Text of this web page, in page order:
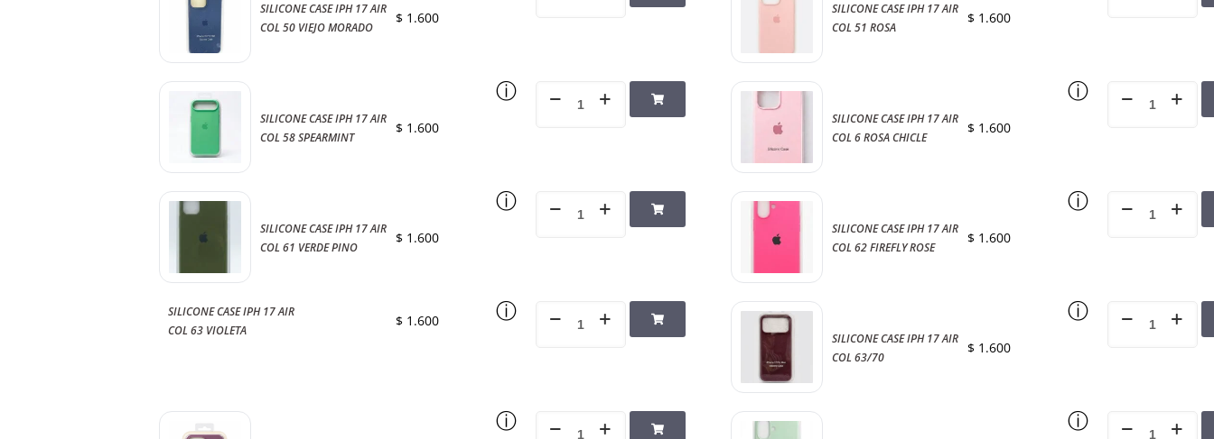
SILICONE CASE IPH 17 AIR
COL 50 VIEJO MORADO
$1.600
SILICONE CASE IPH 17 AIR
COL 51 ROSA
$1.600
SILICONE CASE IPH 17 AIR
COL 58 SPEARMINT
$1.600
ⓘ
SILICONE CASE IPH 17 AIR
COL 6 ROSA CHICLE
$1.600
ⓘ
SILICONE CASE IPH 17 AIR
COL 61 VERDE PINO
$1.600
ⓘ
SILICONE CASE IPH 17 AIR
COL 62 FIREFLY ROSE
$1.600
ⓘ
SILICONE CASE IPH 17 AIR
COL 63 VIOLETA
$1.600 ⓘ
SILICONE CASE IPH 17 AIR
COL 63/70
$1.600
ⓘ
ⓘ ⓘ